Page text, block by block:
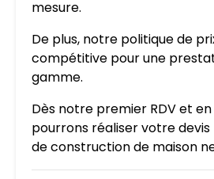
mesure.
De plus, notre politique de
compétitive pour une
gamme.
Dès notre premier RDV et
pourrons réaliser votre
de construction de maison